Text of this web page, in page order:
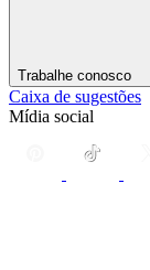
Trabalhe conosco
Caixa de sugestões
Mídia social